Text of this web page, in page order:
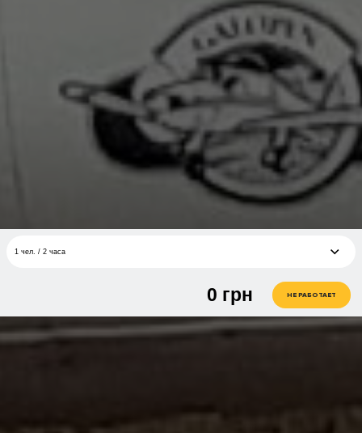
1 чел. / 2 часа
грн
0 грн НЕ РАБОТАЕТ